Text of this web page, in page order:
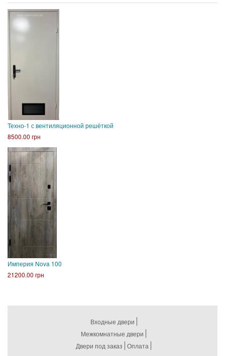
Техно-1 с вентиляционной решёткой
8500.00 грн
Империя Nova 100
21200.00 грн
Входные двери
Межкомнатные двери
Двери под заказ Оплата